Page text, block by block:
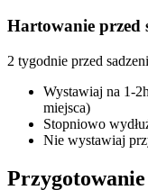
Hartowanie przed
2 tygodnie przed
Wystawiaj na 1-
miejsca)
Stopniowo
Nie wystawiaj